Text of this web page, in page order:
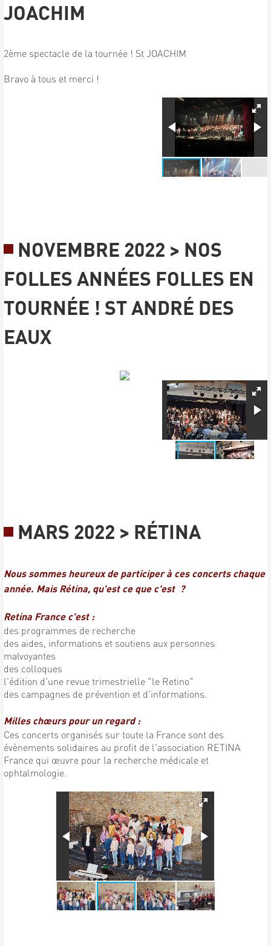
JOACHIM
2ème spectacle de la tournée ! St JOACHIM
Bravo à tous et merci !
NOVEMBRE 2022 > NOS
FOLLES ANNÉES FOLLES EN
TOURNÉE ! ST ANDRÉ DES
EAUX
MARS 2022 > RÉTINA
Nous sommes heureux de participer à ces concerts chaque
année. Mais Rétina, qu'est ce que c'est ?
Retina France c'est :
des programmes de recherche
des aides, informations et soutiens aux personnes
malvoyantes
des colloques
l'édition d'une revue trimestrielle "le Retino"
des campagnes de prévention et d'informations.
Milles chœurs pour un regard :
Ces concerts organisés sur toute la France sont des
évènements solidaires au profit de l'association RETINA
France qui œuvre pour la recherche médicale et
ophtalmologie.